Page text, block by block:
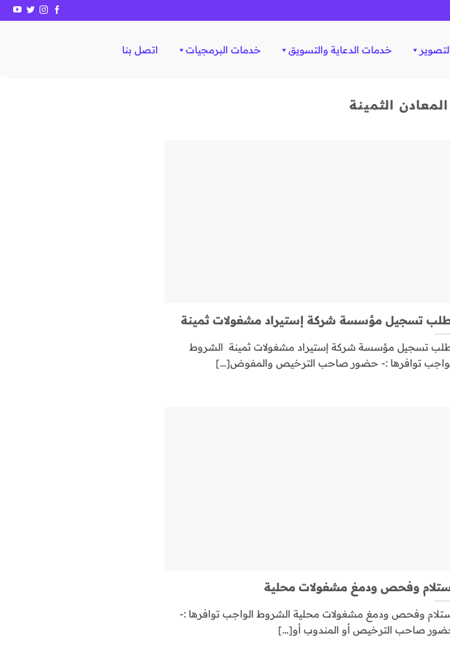
خدمات الدعاية والتسويق خدمات البرمجيات اتصل بنا
المعادن الثمينة
تسجيل مؤسسة شركة إستيراد مشغولات ثمينة
تسجيل مؤسسة شركة إستيراد مشغولات ثمينة الشروط
توافرها :- حضور صاحب الترخيص والمفوض[...]
وفحص ودمغ مشغولات محلية
وفحص ودمغ مشغولات محلية الشروط الواجب توافرها :-
صاحب الترخيص أو المندوب أو[...]